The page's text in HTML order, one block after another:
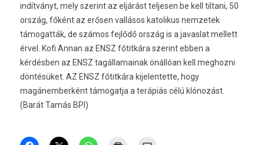
indítványt, mely szerint az eljárást teljesen be kell tiltani, 50
ország, főként az erősen vallásos katolikus nemzetek
támogatták, de számos fejlődő ország is a javaslat mellett
érvel. Kofi Annan az ENSZ főtitkára szerint ebben a
kérdésben az ENSZ tagállamainak önállóan kell meghozni
döntésüket. AZ ENSZ főtitkára kijelentette, hogy
magánemberként támogatja a terápiás célú klónozást.
(Barát Tamás BPI)